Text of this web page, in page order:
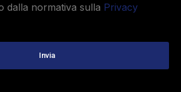
dalla normativa sulla Privacy